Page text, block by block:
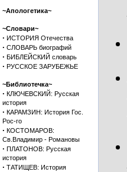
~Апологетика~
~Словари~
· ИСТОРИЯ Отечества
· СЛОВАРЬ биографий
· БИБЛЕЙСКИЙ словарь
· РУССКОЕ ЗАРУБЕЖЬЕ
~Библиотечка~
· КЛЮЧЕВСКИЙ: Русская
история
· КАРАМЗИН: История Гос.
Рос-го
· КОСТОМАРОВ:
Св.Владимир - Романовы
· ПЛАТОНОВ: Русская
история
· ТАТИЩЕВ: История